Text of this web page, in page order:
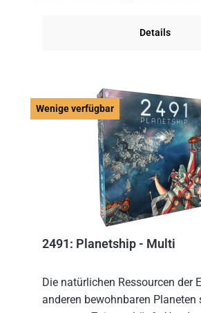
Details
Wenige verfügbar
2491: Planetship - Multi
Die natürlichen Ressourcen der
anderen bewohnbaren Planeten